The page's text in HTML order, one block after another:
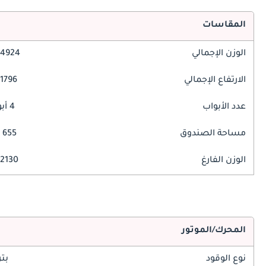
المقاسات
الوزن الإجمالي 4924 مم
الارتفاع الإجمالي 1796 مم
عدد الأبواب 4 أبواب
مساحة الصندوق 655 ليتر
الوزن الفارغ 2130 كغ
المحرك/الموتور
نوع الوقود